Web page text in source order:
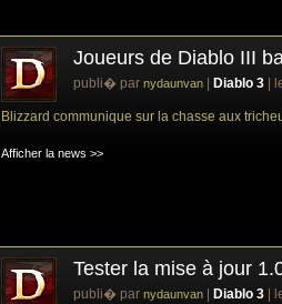
Joueurs de Diablo III
publi� par nydaunvan Diablo 3 |
Blizzard communique sur la chasse aux
Afficher la news >>
Tester la mise à jour
publi� par nydaunvan Diablo 3 |